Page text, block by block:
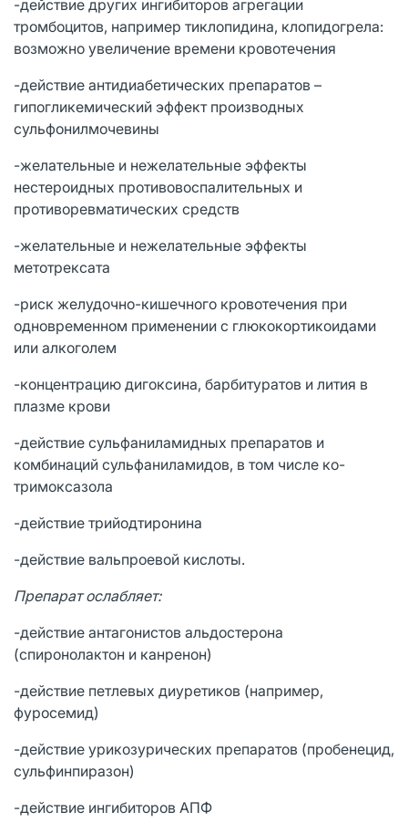
-действие других ингибиторов агрегации
тромбоцитов, например тиклопидина, клопидогрела:
возможно увеличение времени кровотечения
-действие антидиабетических препаратов –
гипогликемический эффект производных
сульфонилмочевины
-желательные и нежелательные эффекты
нестероидных противовоспалительных и
противоревматических средств
-желательные и нежелательные эффекты
метотрексата
-риск желудочно-кишечного кровотечения при
одновременном применении с глюкокортикоидами
или алкоголем
-концентрацию дигоксина, барбитуратов и лития в
плазме крови
-действие сульфаниламидных препаратов и
комбинаций сульфаниламидов, в том числе ко-
тримоксазола
-действие трийодтиронина
-действие вальпроевой кислоты.
Препарат ослабляет:
-действие антагонистов альдостерона
(спиронолактон и канренон)
-действие петлевых диуретиков (например,
фуросемид)
-действие урикозурических препаратов (пробенецид,
сульфинпиразон)
-действие ингибиторов АПФ